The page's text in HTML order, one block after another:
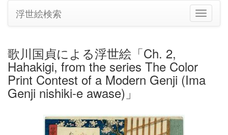
ナ
ビ
の
浮世絵検索
歌川国貞による浮世絵「Ch. 2,
Hahakigi, from the series The Color
Print Contest of a Modern Genji (Ima
Genji nishiki-e awase)」